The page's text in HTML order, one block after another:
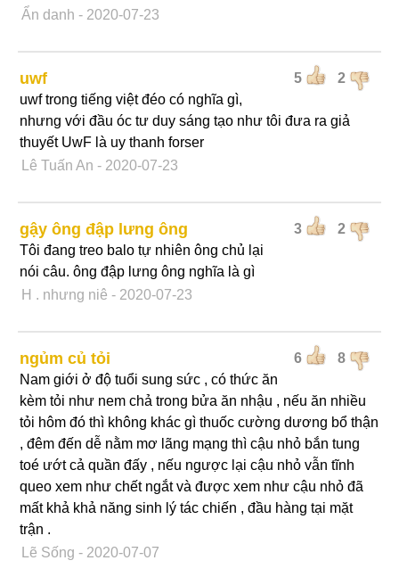
Ẩn danh - 2020-07-23
5 2
uwf
uwf trong tiếng việt đéo có nghĩa gì,
nhưng với đầu óc tư duy sáng tạo như tôi đưa ra giả
thuyết UwF là uy thanh forser
Lê Tuấn An - 2020-07-23
3 2
gậy ông đập lưng ông
Tôi đang treo balo tự nhiên ông chủ lại
nói câu. ông đập lưng ông nghĩa là gì
H . nhưng niê - 2020-07-23
6 8
ngủm củ tỏi
Nam giới ở độ tuổi sung sức , có thức ăn
kèm tỏi như nem chả trong bửa ăn nhậu , nếu ăn nhiều
tỏi hôm đó thì không khác gì thuốc cường dương bổ thận
, đêm đến dễ nằm mơ lãng mạng thì cậu nhỏ bắn tung
toé ướt cả quần đấy , nếu ngược lại cậu nhỏ vẫn tĩnh
queo xem như chết ngắt và được xem như cậu nhỏ đã
mất khả khả năng sinh lý tác chiến , đầu hàng tại mặt
trận .
Lẽ Sống - 2020-07-07